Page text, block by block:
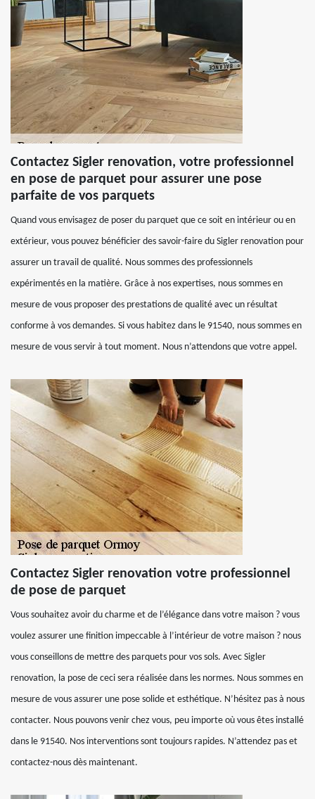
Contactez Sigler renovation, votre professionnel
en pose de parquet pour assurer une pose
parfaite de vos parquets
Quand vous envisagez de poser du parquet que ce soit en intérieur ou en
extérieur, vous pouvez bénéficier des savoir-faire du Sigler renovation pour
assurer un travail de qualité. Nous sommes des professionnels
expérimentés en la matière. Grâce à nos expertises, nous sommes en
mesure de vous proposer des prestations de qualité avec un résultat
conforme à vos demandes. Si vous habitez dans le 91540, nous sommes en
mesure de vous servir à tout moment. Nous n’attendons que votre appel.
Contactez Sigler renovation votre professionnel
de pose de parquet
Vous souhaitez avoir du charme et de l’élégance dans votre maison ? vous
voulez assurer une finition impeccable à l’intérieur de votre maison ? nous
vous conseillons de mettre des parquets pour vos sols. Avec Sigler
renovation, la pose de ceci sera réalisée dans les normes. Nous sommes en
mesure de vous assurer une pose solide et esthétique. N’hésitez pas à nous
contacter. Nous pouvons venir chez vous, peu importe où vous êtes installé
dans le 91540. Nos interventions sont toujours rapides. N’attendez pas et
contactez-nous dès maintenant.